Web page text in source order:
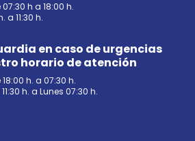
h a 18:00 h.
a 11:30 h.
en caso de urgencias
horario de atención
h. a 07:30 h.
h. a Lunes 07:30 h.